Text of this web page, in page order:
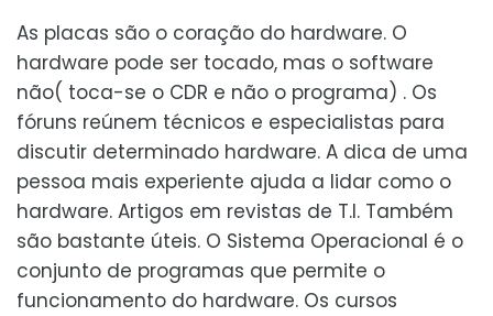
As placas são o coração do hardware. O
hardware pode ser tocado, mas o software
não( toca-se o CDR e não o programa) . Os
fóruns reúnem técnicos e especialistas para
discutir determinado hardware. A dica de uma
pessoa mais experiente ajuda a lidar como o
hardware. Artigos em revistas de T.I. Também
são bastante úteis. O Sistema Operacional é o
conjunto de programas que permite o
funcionamento do hardware. Os cursos